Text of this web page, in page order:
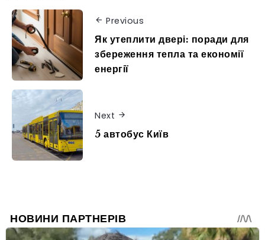
Previous
Як утеплити двері: поради для
збереження тепла та економії
енергії
Next
5 автобус Київ